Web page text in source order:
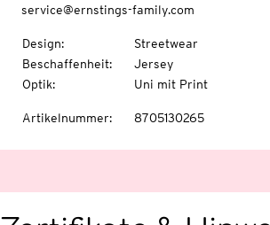
service@ernstings-family.com
Design:
Streetwear
Beschaffenheit:
Jersey
Optik: Uni mit Print
Artikelnummer: 8705130265